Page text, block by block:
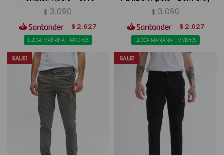
$ 3.090
$ 2.627
LLEGA MAÑANA - MVD
$ 3.090
$ 2.627
LLEGA MAÑANA - MVD